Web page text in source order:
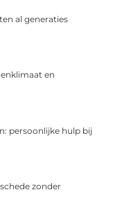
al generaties
en
persoonlijke hulp bij
zonder